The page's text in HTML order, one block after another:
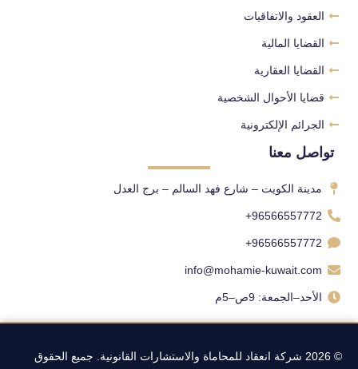
العقود والاتفاقيات
القضايا المالية
القضايا العقارية
قضايا الأحوال الشخصية
الجرائم الإلكترونية
تواصل معنا
مدينة الكويت – شارع فهد السالم – برج العدل
96566557772+
96566557772+
info@mohamie-kuwait.com
الأحد–الجمعة: 9ص–5م
© 2026 شركة انعقاد للمحاماة والاستشارات القانونية. جميع الحقوق